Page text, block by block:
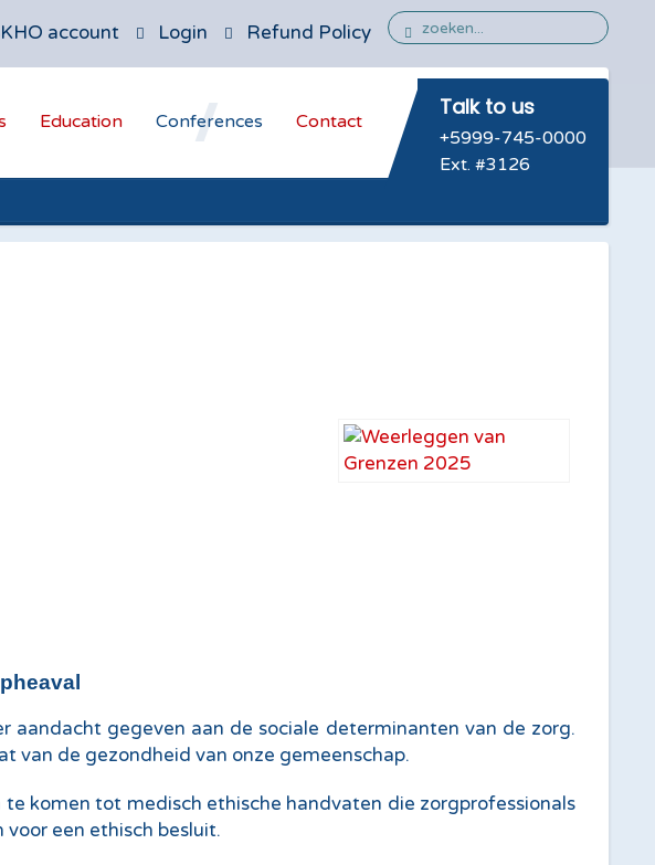
account Login Refund Policy
Education Conferences Contact
Talk to us
+5999-745-0000
Ext. #3126
aandacht gegeven aan de sociale determinanten van de zorg.
van de gezondheid van onze gemeenschap.
komen tot medisch ethische handvaten die zorgprofessionals
een ethisch besluit.